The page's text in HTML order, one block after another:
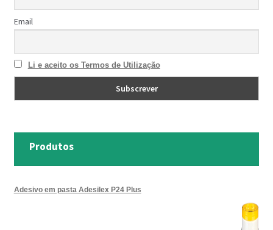
Email
Li e aceito os Termos de Utilização
Produtos
Adesivo em pasta Adesilex P24 Plus